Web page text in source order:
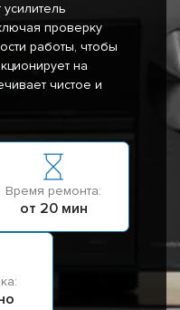
проверку
работы, чтобы
на
чистое и
Время ремонта:
от 20 мин